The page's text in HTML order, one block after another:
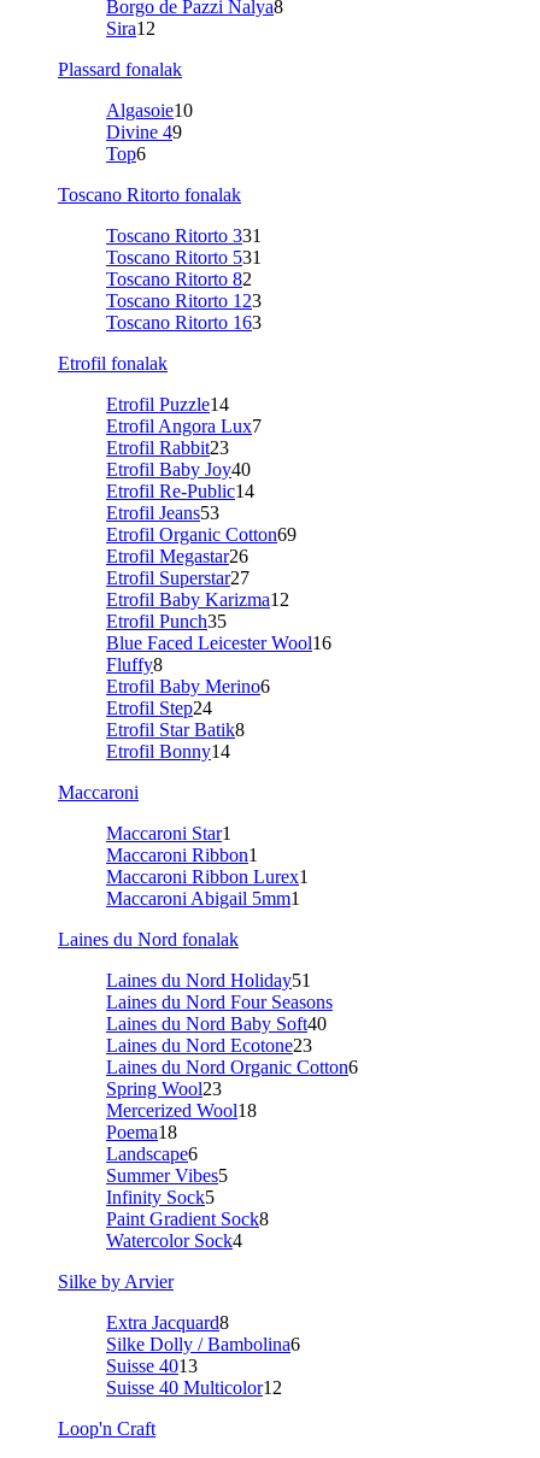
Borgo de Pazzi Nalya8
Sira12
Plassard fonalak
Algasoie10
Divine 49
Top6
Toscano Ritorto fonalak
Toscano Ritorto 331
Toscano Ritorto 531
Toscano Ritorto 82
Toscano Ritorto 123
Toscano Ritorto 163
Etrofil fonalak
Etrofil Puzzle14
Etrofil Angora Lux7
Etrofil Rabbit23
Etrofil Baby Joy40
Etrofil Re-Public14
Etrofil Jeans53
Etrofil Organic Cotton69
Etrofil Megastar26
Etrofil Superstar27
Etrofil Baby Karizma12
Etrofil Punch35
Blue Faced Leicester Wool16
Fluffy8
Etrofil Baby Merino6
Etrofil Step24
Etrofil Star Batik8
Etrofil Bonny14
Maccaroni
Maccaroni Star1
Maccaroni Ribbon1
Maccaroni Ribbon Lurex1
Maccaroni Abigail 5mm1
Laines du Nord fonalak
Laines du Nord Holiday51
Laines du Nord Four Seasons
Laines du Nord Baby Soft40
Laines du Nord Ecotone23
Laines du Nord Organic Cotton6
Spring Wool23
Mercerized Wool18
Poema18
Landscape6
Summer Vibes5
Infinity Sock5
Paint Gradient Sock8
Watercolor Sock4
Silke by Arvier
Extra Jacquard8
Silke Dolly / Bambolina6
Suisse 4013
Suisse 40 Multicolor12
Loop'n Craft